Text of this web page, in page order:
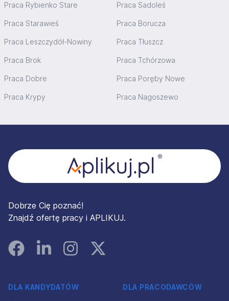
Praca Rybienko Stare Praca Sadoleś
Praca Starawieś Praca Borucza
Praca Leszczydół-Nowiny Praca Tłuszcz
Praca Brok Praca Tchórzowa
Praca Dobre Praca Poręby Nowe
Praca Krypy Praca Nagoszewo
Dobrze Cię poznać!
Znajdź ofertę pracy i APLIKUJ.
FacebookLinked InInstagramInstagram
DLA KANDYDATÓW DLA PRACODAWCÓW